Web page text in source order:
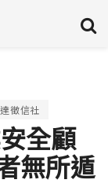
徵信社
全顧
無所遁